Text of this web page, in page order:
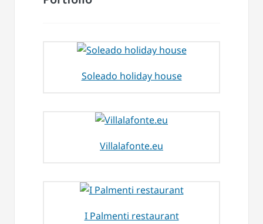
Soleado holiday house
Villalafonte.eu
I Palmenti restaurant